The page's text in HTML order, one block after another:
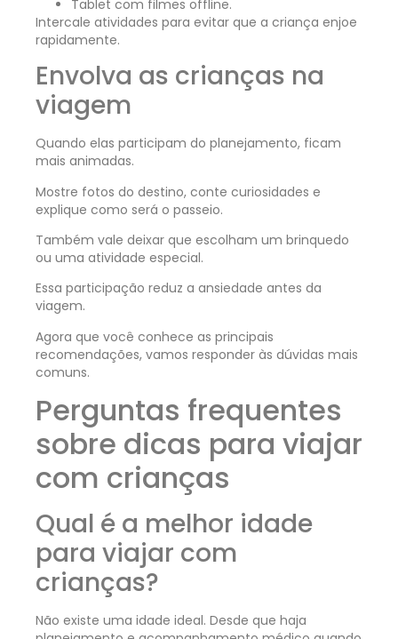
Tablet com filmes offline.
Intercale atividades para evitar que a criança enjoe
rapidamente.
Envolva as crianças na
viagem
Quando elas participam do planejamento, ficam
mais animadas.
Mostre fotos do destino, conte curiosidades e
explique como será o passeio.
Também vale deixar que escolham um brinquedo
ou uma atividade especial.
Essa participação reduz a ansiedade antes da
viagem.
Agora que você conhece as principais
recomendações, vamos responder às dúvidas mais
comuns.
Perguntas frequentes
sobre dicas para viajar
com crianças
Qual é a melhor idade
para viajar com
crianças?
Não existe uma idade ideal. Desde que haja